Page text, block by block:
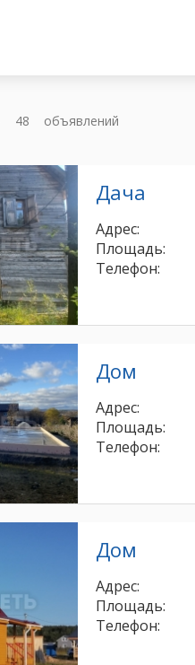
48 объявлений
Дача
Адрес:
Площадь:
Телефон:
Дом
Адрес:
Площадь:
Телефон:
Дом
Адрес:
Площадь:
Телефон: